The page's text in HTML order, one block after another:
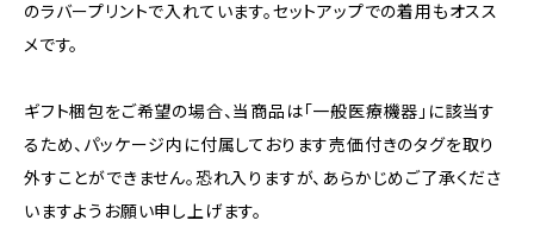
のラバープリントで入れています。セットアップでの着用もオスス
メです。
ギフト梱包をご希望の場合、当商品は「一般医療機器」に該当す
るため、パッケージ内に付属しております売価付きのタグを取り
外すことができません。恐れ入りますが、あらかじめご了承くださ
いますようお願い申し上げます。